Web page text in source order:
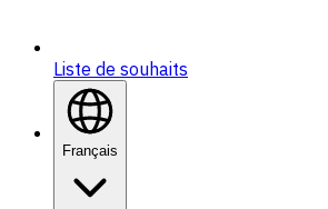
Liste de souhaits
Français